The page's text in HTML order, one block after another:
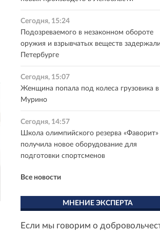
Сегодня, 15:24
Подозреваемого в незаконном обороте
оружия и взрывчатых веществ
Петербурге
Сегодня, 15:07
Женщина попала под колеса грузовика в
Мурино
Сегодня, 14:57
Школа олимпийского резерва «Фаворит»
получила новое оборудование для
подготовки спортсменов
Все новости
МНЕНИЕ ЭКСПЕРТА
Если мы говорим о